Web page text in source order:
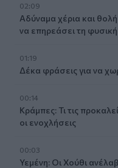
02:09
Αδύναμα χέρια και
να επηρεάσει τη
01:19
Δέκα φράσεις για να
00:14
Κράμπες: Τι τις
οι ενοχλήσεις
00:03
Υεμένη: Οι Χούθι